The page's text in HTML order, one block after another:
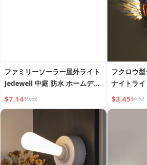
ファミリーソーラー屋外ライト
Jedewell 中庭 防水 ホームデコ
レーション アンビエントライト
屋外ウォールウォッシャーラン
$7.14$9.52
フクロウ
ナイトライ
アニメーシ
ライト＆
トフェー
$3.45$4.62